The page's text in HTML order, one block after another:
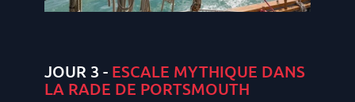
JOUR 3 - ESCALE MYTHIQUE DANS
LA RADE DE PORTSMOUTH